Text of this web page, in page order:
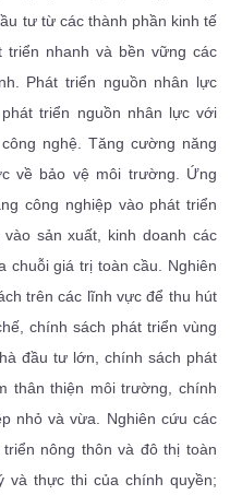
tư từ các thành phần kinh tế
triển nhanh và bền vững các
Phát triển nguồn nhân lực
triển nguồn nhân lực với
nghệ. Tăng cường năng
về bảo vệ môi trường. Ứng
công nghiệp vào phát triển
sản xuất, kinh doanh các
chuỗi giá trị toàn cầu. Nghiên
trên các lĩnh vực để thu hút
chính sách phát triển vùng
đầu tư lớn, chính sách phát
thân thiện môi trường, chính
nhỏ và vừa. Nghiên cứu các
nông thôn và đô thị toàn
và thực thi của chính quyền;